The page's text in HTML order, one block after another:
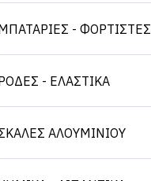
- ΦΟΡΤΙΣΤΕΣ
- ΕΛΑΣΤΙΚΑ
ΑΛΟΥΜΙΝΙΟΥ